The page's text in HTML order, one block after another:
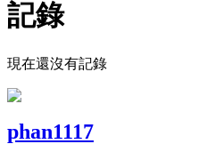
記錄
現在還沒有記錄
phan1117